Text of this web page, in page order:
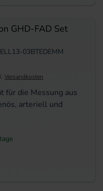
GHD-FAD Set
03BTEDEMM
für die Messung aus
arteriell und
Versandkosten